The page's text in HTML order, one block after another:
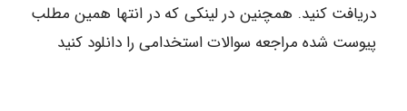
دریافت کنید. همچنین در لینکی که در انتها همین مطلب
پیوست شده مراجعه سوالات استخدامی را دانلود کنید